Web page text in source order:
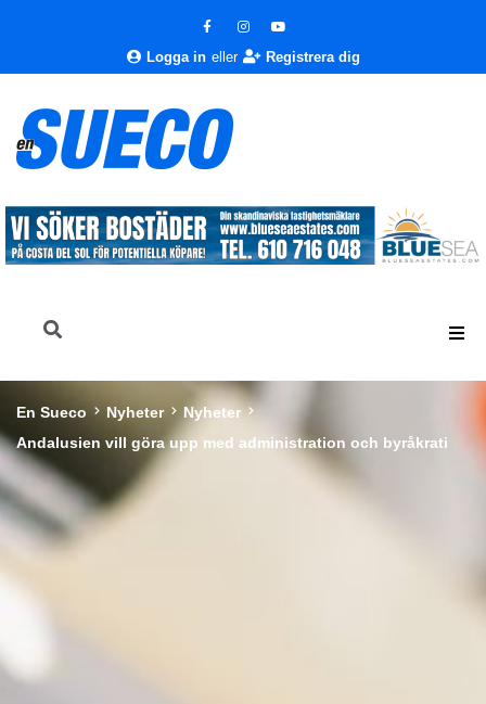
Logga in eller Registrera dig
En Sueco Nyheter
Nyheter
Andalusien vill göra upp med administration och byråkrati